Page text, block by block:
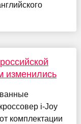
изменились
i-Joy
комплектации